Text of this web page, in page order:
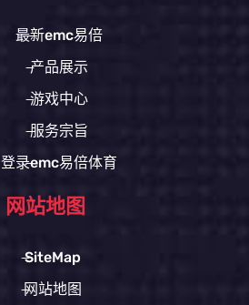
最新emc易倍
产品展示
游戏中心
服务宗旨
登录emc易倍体育
网站地图
SiteMap
网站地图